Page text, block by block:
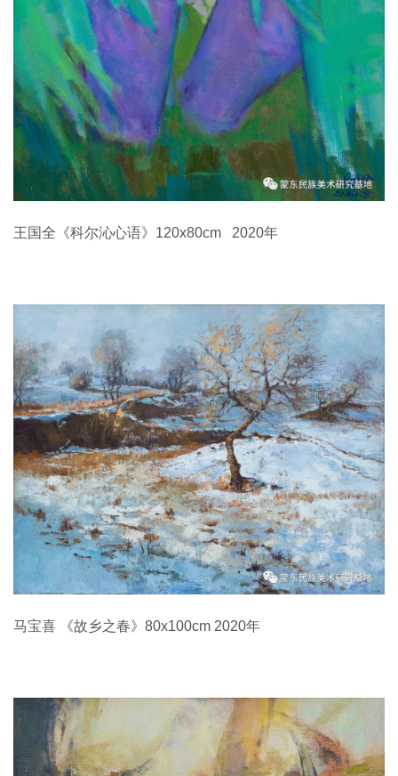
王国全《科尔沁心语》120x80cm 2020年
马宝喜 《故乡之春》80x100cm 2020年